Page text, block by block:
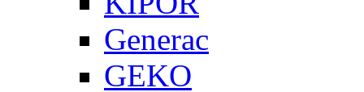
Generac
GEKO